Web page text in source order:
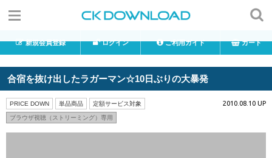
新規会員登録 ログイン ご利用ガイド カート
合宿を抜け出したラガーマン☆10日ぶりの大暴発
PRICE DOWN 単品商品 定額サービス対象
ブラウザ視聴（ストリーミング）専用
2010.08.10 UP